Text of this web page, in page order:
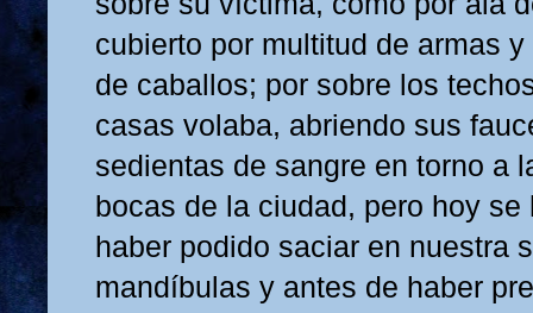
cubierto por multitud de armas
de caballos; por sobre los
casas volaba, abriendo sus
sedientas de sangre en torno a
bocas de la ciudad, pero hoy se
haber podido saciar en nuestra
mandíbulas y antes de haber